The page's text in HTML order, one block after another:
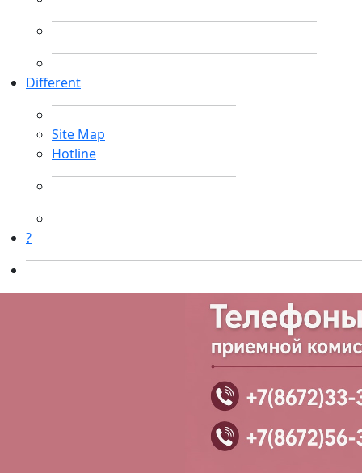
Different
Site Map
Hotline
?